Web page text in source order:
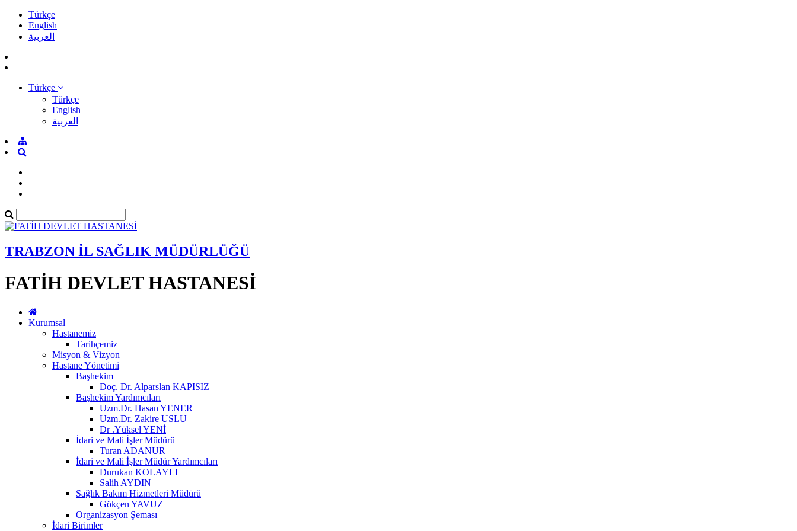
Türkçe
English
العربية
Türkçe
Türkçe
English
العربية
TRABZON İL SAĞLIK MÜDÜRLÜĞÜ
FATİH DEVLET HASTANESİ
Kurumsal
Hastanemiz
Tarihçemiz
Misyon & Vizyon
Hastane Yönetimi
Başhekim
Doç. Dr. Alparslan KAPISIZ
Başhekim Yardımcıları
Uzm.Dr. Hasan YENER
Uzm.Dr. Zakire USLU
Dr .Yüksel YENİ
İdari ve Mali İşler Müdürü
Turan ADANUR
İdari ve Mali İşler Müdür Yardımcıları
Durukan KOLAYLI
Salih AYDIN
Sağlık Bakım Hizmetleri Müdürü
Gökçen YAVUZ
Organizasyon Şeması
İdari Birimler